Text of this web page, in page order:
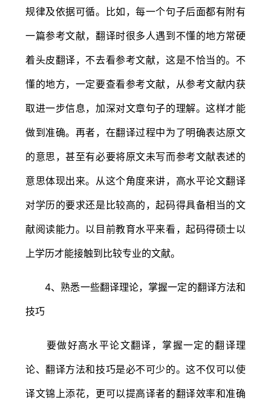
规律及依据可循。比如，每一个句子后面都有附有
一篇参考文献，翻译时很多人遇到不懂的地方常硬
着头皮翻译，不去看参考文献，这是不恰当的。不
懂的地方，一定要查看参考文献，从参考文献内获
取进一步信息，加深对文章句子的理解。这样才能
做到准确。再者，在翻译过程中为了明确表达原文
的意思，甚至有必要将原文未写而参考文献表述的
意思体现出来。从这个角度来讲，高水平论文翻译
对学历的要求还是比较高的，起码得具备相当的文
献阅读能力。以目前教育水平来看，起码得硕士以
上学历才能接触到比较专业的文献。
4、熟悉一些翻译理论，掌握一定的翻译方法和
技巧
要做好高水平论文翻译，掌握一定的翻译理
论、翻译方法和技巧是必不可少的。这不仅可以使
译文锦上添花，更可以提高译者的翻译效率和准确